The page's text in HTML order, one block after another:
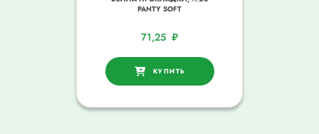
PANTY SOFT
71,25 ₽
КУПИТЬ